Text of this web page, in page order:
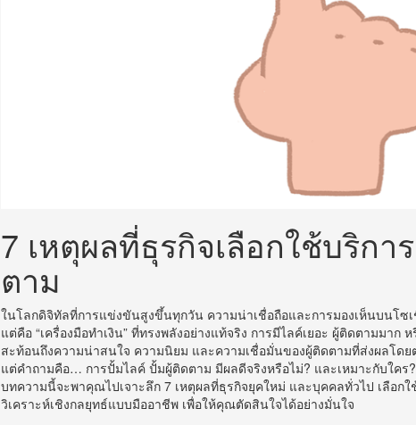
7 เหตุผลที่ธุรกิจเลือกใช้บริก
ตาม
ในโลกดิจิทัลที่การแข่งขันสูงขึ้นทุกวัน ความน่าเชื่อถือและการมองเห็นบนโซ
แต่คือ “เครื่องมือทำเงิน” ที่ทรงพลังอย่างแท้จริง การมีไลค์เยอะ ผู้ติดตามมาก
สะท้อนถึงความน่าสนใจ ความนิยม และความเชื่อมั่นของผู้ติดตามที่ส่งผลโด
แต่คำถามคือ… การปั้มไลค์ ปั้มผู้ติดตาม มีผลดีจริงหรือไม่? และเหมาะกับใคร?
บทความนี้จะพาคุณไปเจาะลึก 7 เหตุผลที่ธุรกิจยุคใหม่ และบุคคลทั่วไป เลือก
วิเคราะห์เชิงกลยุทธ์แบบมืออาชีพ เพื่อให้คุณตัดสินใจได้อย่างมั่นใจ